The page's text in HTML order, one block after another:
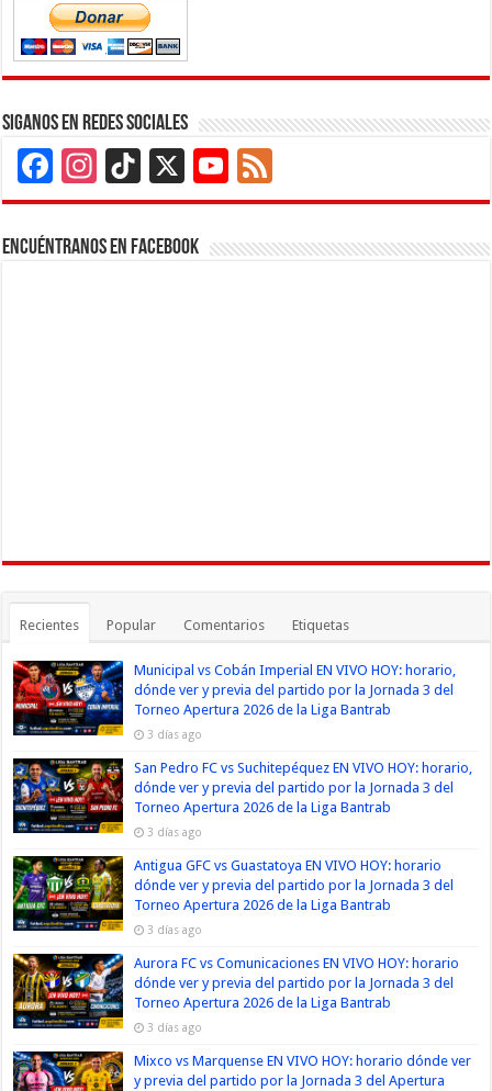
Siganos en Redes Sociales
Facebook
Instagram
TikTok
X
YouTube
Channel
Encuéntranos en Facebook
Recientes Popular Comentarios Etiquetas
Municipal vs Cobán Imperial EN VIVO HOY: horario,
dónde ver y previa del partido por la Jornada 3 del
Torneo Apertura 2026 de la Liga Bantrab
3 días ago
San Pedro FC vs Suchitepéquez EN VIVO HOY: horario,
dónde ver y previa del partido por la Jornada 3 del
Torneo Apertura 2026 de la Liga Bantrab
3 días ago
Antigua GFC vs Guastatoya EN VIVO HOY: horario
dónde ver y previa del partido por la Jornada 3 del
Torneo Apertura 2026 de la Liga Bantrab
3 días ago
Aurora FC vs Comunicaciones EN VIVO HOY: horario
dónde ver y previa del partido por la Jornada 3 del
Torneo Apertura 2026 de la Liga Bantrab
3 días ago
Mixco vs Marquense EN VIVO HOY: horario dónde ver
y previa del partido por la Jornada 3 del Apertura